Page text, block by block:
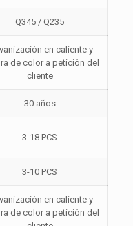
Q345 / Q235
en caliente y
de color a petición del
cliente
30 años
3-18 PCS
3-10 PCS
en caliente y
de color a petición del